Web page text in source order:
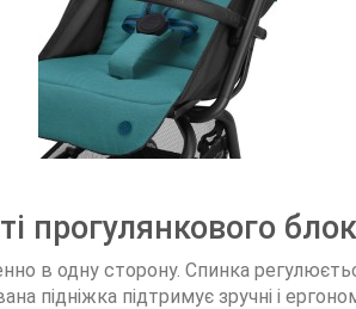
прогулянкового
в одну сторону. Спинка
підніжка підтримує зручні і